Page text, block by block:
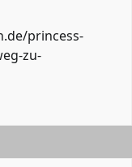
princess-
zu-